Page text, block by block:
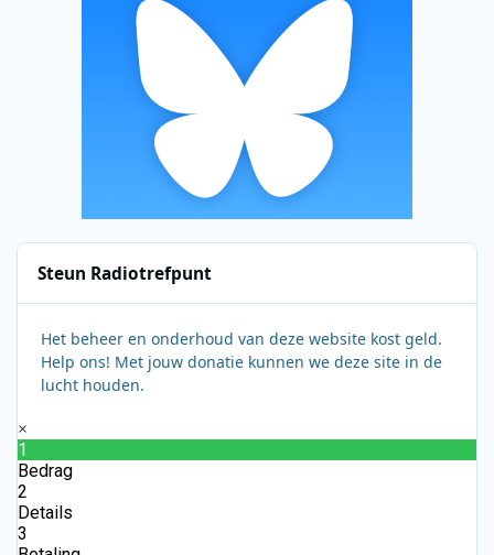
Steun Radiotrefpunt
Het beheer en onderhoud van deze website kost geld.
Help ons! Met jouw donatie kunnen we deze site in de
lucht houden.